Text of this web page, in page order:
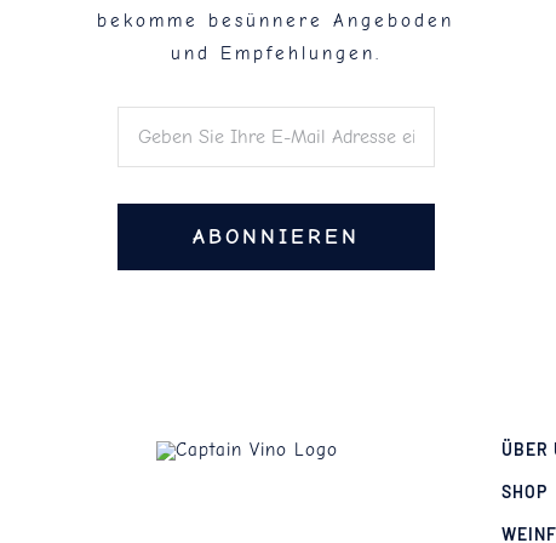
bekomme besünnere Angeboden
und Empfehlungen.
ABONNIEREN
ÜBER
SHOP